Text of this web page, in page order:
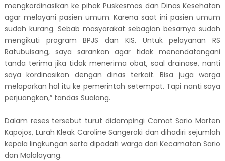
mengkordinasikan ke pihak Puskesmas dan Dinas Kesehatan
agar melayani pasien umum. Karena saat ini pasien umum
sudah kurang. Sebab masyarakat sebagian besarnya sudah
mengikuti program BPJS dan KIS. Untuk pelayanan RS
Ratubuisang, saya sarankan agar tidak menandatangani
tanda terima jika tidak menerima obat, soal drainase, nanti
saya kordinasikan dengan dinas terkait. Bisa juga warga
melaporkan hal itu ke pemerintah setempat. Tapi nanti saya
perjuangkan,” tandas Sualang.
Dalam reses tersebut turut didampingi Camat Sario Marten
Kapojos, Lurah Kleak Caroline Sangeroki dan dihadiri sejumlah
kepala lingkungan serta dipadati warga dari Kecamatan Sario
dan Malalayang.